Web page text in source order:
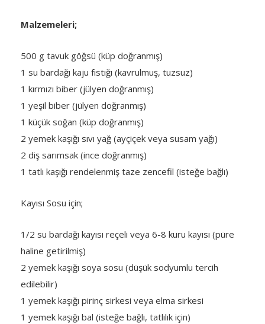
Malzemeleri;
500 g tavuk göğsü (küp doğranmış)
1 su bardağı kaju fıstığı (kavrulmuş, tuzsuz)
1 kırmızı biber (jülyen doğranmış)
1 yeşil biber (jülyen doğranmış)
1 küçük soğan (küp doğranmış)
2 yemek kaşığı sıvı yağ (ayçiçek veya susam yağı)
2 diş sarımsak (ince doğranmış)
1 tatlı kaşığı rendelenmiş taze zencefil (isteğe bağlı)
Kayısı Sosu için;
1/2 su bardağı kayısı reçeli veya 6-8 kuru kayısı (püre
haline getirilmiş)
2 yemek kaşığı soya sosu (düşük sodyumlu tercih
edilebilir)
1 yemek kaşığı pirinç sirkesi veya elma sirkesi
1 yemek kaşığı bal (isteğe bağlı, tatlılık için)